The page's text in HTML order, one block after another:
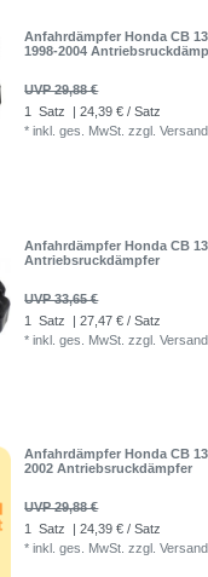
Anfahrdämpfer Honda CB
1998-2004
UVP 29,88 €
1 Satz
| 24,39 € / Satz
*inkl. ges. MwSt. zzgl.
Anfahrdämpfer Honda CB
Antriebsruckdämpfer
UVP 33,65 €
1 Satz
| 27,47 € / Satz
*inkl. ges. MwSt. zzgl.
Anfahrdämpfer Honda CB
2002 Antriebsruckdämpfer
UVP 29,88 €
1 Satz
| 24,39 € / Satz
*inkl. ges. MwSt. zzgl.